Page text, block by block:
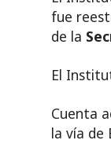
fue
de la
El
Cuenta
la vía de